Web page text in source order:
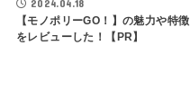
2024.04.18
【モノポリーGO！】の魅力や特徴
をレビューした！【PR】